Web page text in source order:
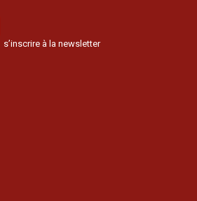
s’inscrire à la newsletter